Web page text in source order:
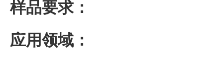
样品要求：
应用领域：